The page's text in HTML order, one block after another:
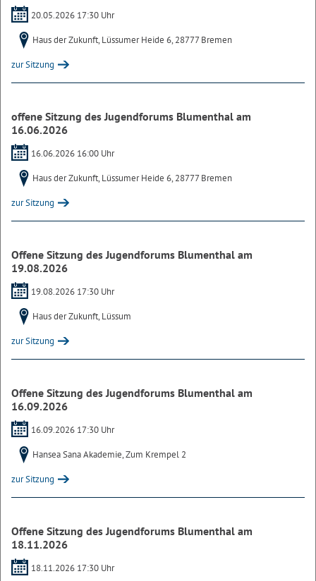
20.05.2026 17:30 Uhr
Haus der Zukunft, Lüssumer Heide 6, 28777 Bremen
zur Sitzung
offene Sitzung des Jugendforums Blumenthal am
16.06.2026
16.06.2026 16:00 Uhr
Haus der Zukunft, Lüssumer Heide 6, 28777 Bremen
zur Sitzung
Offene Sitzung des Jugendforums Blumenthal am
19.08.2026
19.08.2026 17:30 Uhr
Haus der Zukunft, Lüssum
zur Sitzung
Offene Sitzung des Jugendforums Blumenthal am
16.09.2026
16.09.2026 17:30 Uhr
Hansea Sana Akademie, Zum Krempel 2
zur Sitzung
Offene Sitzung des Jugendforums Blumenthal am
18.11.2026
18.11.2026 17:30 Uhr